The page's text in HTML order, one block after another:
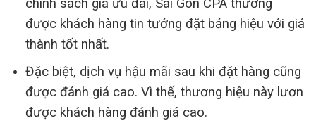
chính sách giá ưu đãi, Sài Gòn CPA thường
được khách hàng tin tưởng đặt bảng hiệu với giá
thành tốt nhất.
Đặc biệt, dịch vụ hậu mãi sau khi đặt hàng cũng
được đánh giá cao. Vì thế, thương hiệu này lươn
được khách hàng đánh giá cao.